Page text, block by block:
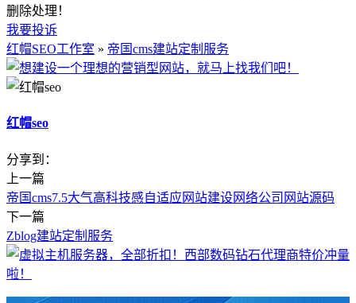
删除处理！
我要投诉
红帽SEO工作室 » 帝国cms建站定制服务
红帽seo
分享到：
上一篇
帝国cms7.5大气高科技感自适应网站建设网络公司网站源码
下一篇
Zblog建站定制服务